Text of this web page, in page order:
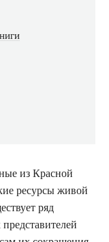
из Красной
ресурсы живой
ряд